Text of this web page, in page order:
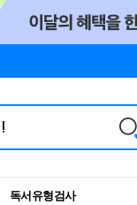
독서유형검사